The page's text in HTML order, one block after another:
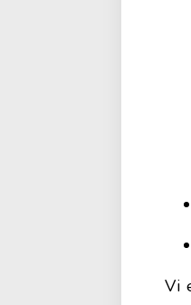
Vi